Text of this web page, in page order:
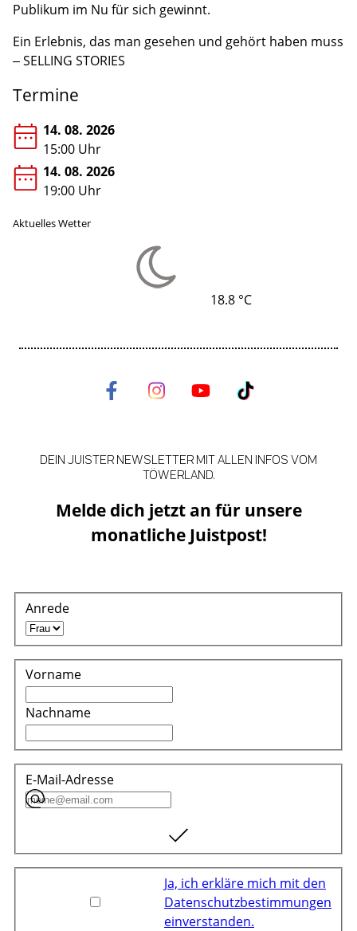
Aktuelles Wetter
18.8 °C
Publikum im Nu für sich gewinnt.
Ein Erlebnis, das man gesehen und gehört haben muss
– SELLING STORIES
Termine
14. 08. 2026
15:00 Uhr
14. 08. 2026
19:00 Uhr
Melde dich jetzt an für unsere
monatliche Juistpost!
DEIN JUISTER NEWSLETTER MIT ALLEN INFOS VOM
TÖWERLAND.
Anrede
Vorname
Nachname
E-Mail-Adresse
Ja, ich erkläre mich mit den
Datenschutzbestimmungen
einverstanden.